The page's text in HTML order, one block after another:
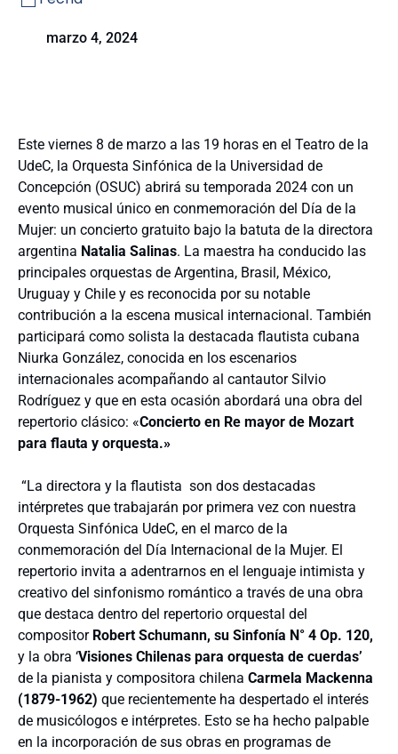
marzo 4, 2024
Este viernes 8 de marzo a las 19 horas en el Teatro de la
UdeC, la Orquesta Sinfónica de la Universidad de
Concepción (OSUC) abrirá su temporada 2024 con un
evento musical único en conmemoración del Día de la
Mujer: un concierto gratuito bajo la batuta de la directora
argentina Natalia Salinas. La maestra ha conducido las
principales orquestas de Argentina, Brasil, México,
Uruguay y Chile y es reconocida por su notable
contribución a la escena musical internacional. También
participará como solista la destacada flautista cubana
Niurka González, conocida en los escenarios
internacionales acompañando al cantautor Silvio
Rodríguez y que en esta ocasión abordará una obra del
repertorio clásico: «Concierto en Re mayor de Mozart
para flauta y orquesta.»
“La directora y la flautista son dos destacadas
intérpretes que trabajarán por primera vez con nuestra
Orquesta Sinfónica UdeC, en el marco de la
conmemoración del Día Internacional de la Mujer. El
repertorio invita a adentrarnos en el lenguaje intimista y
creativo del sinfonismo romántico a través de una obra
que destaca dentro del repertorio orquestal del
compositor Robert Schumann, su Sinfonía N° 4 Op. 120,
y la obra ‘Visiones Chilenas para orquesta de cuerdas’
de la pianista y compositora chilena Carmela Mackenna
(1879-1962) que recientemente ha despertado el interés
de musicólogos e intérpretes. Esto se ha hecho palpable
en la incorporación de sus obras en programas de